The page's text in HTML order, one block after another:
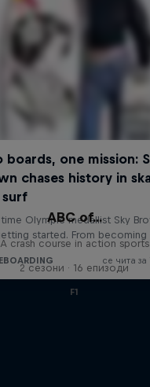
ABC of...
A crash course in action sports
2 сезони · 16 епизоди
F1